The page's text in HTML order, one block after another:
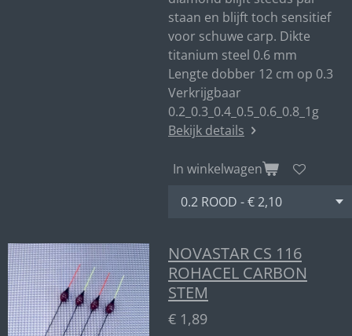
staan en blijft toch sensitief
voor schuwe carp. Dikte
titanium steel 0.6 mm
Lengte dobber 12 cm op 0.3
Verkrijgbaar
0.2_0.3_0.4_0.5_0.6_0.8_1g
Bekijk details
In winkelwagen
NOVASTAR CS 116
ROHACEL CARBON
STEM
€ 1,89